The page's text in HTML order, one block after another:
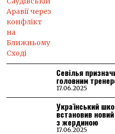
Севілья
головним
17.06.2025
Український
встановив
з жердиною
17.06.2025